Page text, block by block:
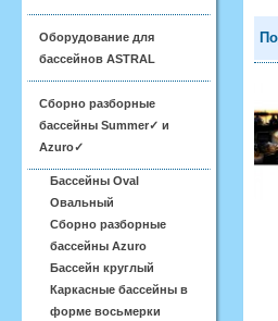
Оборудование для
бассейнов ASTRAL
Сборно разборные
бассейны Summer✓ и
Azuro✓
Бассейны Oval
Овальный
Сборно разборные
бассейны Azuro
Бассейн круглый
Каркасные бассейны в
форме восьмерки